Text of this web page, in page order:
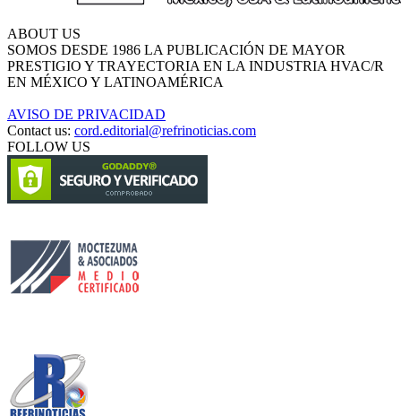
ABOUT US
SOMOS DESDE 1986 LA PUBLICACIÓN DE MAYOR
PRESTIGIO Y TRAYECTORIA EN LA INDUSTRIA HVAC/R
EN MÉXICO Y LATINOAMÉRICA
AVISO DE PRIVACIDAD
Contact us: cord.editorial@refrinoticias.com
FOLLOW US